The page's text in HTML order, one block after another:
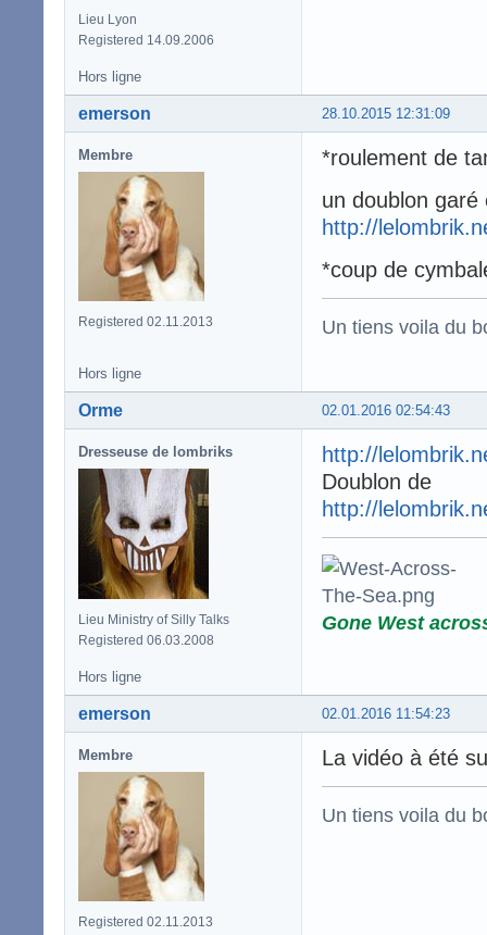
Lieu Lyon
Registered 14.09.2006
Hors ligne
28.10.2015 12:31:09
emerson
Membre
Registered 02.11.2013
*roulement de
un doublon
http://
*coup de
Un tiens voila du
Hors ligne
02.01.2016 02:54:43
Orme
Dresseuse de lombriks
Lieu Ministry of Silly Talks
Registered 06.03.2008
http://
Doublon de
http://
Gone West
Hors ligne
02.01.2016 11:54:23
emerson
Membre
Registered 02.11.2013
La vidéo à été
Un tiens voila du